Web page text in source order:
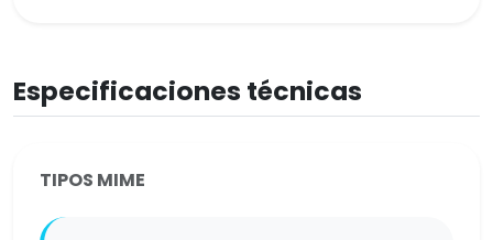
Especificaciones técnicas
TIPOS MIME